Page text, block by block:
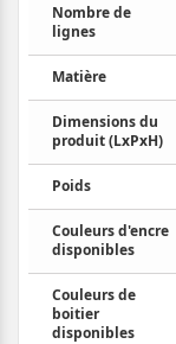
Nombre de
lignes
Matière
Dimensions du
produit (LxPxH)
Poids
Couleurs d'encre
disponibles
Couleurs de
boitier
disponibles